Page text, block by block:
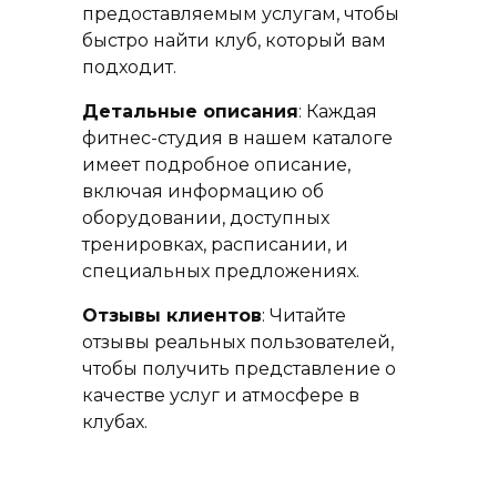
предоставляемым услугам, чтобы
быстро найти клуб, который вам
подходит.
Детальные описания: Каждая
фитнес-студия в нашем каталоге
имеет подробное описание,
включая информацию об
оборудовании, доступных
тренировках, расписании, и
специальных предложениях.
Отзывы клиентов: Читайте
отзывы реальных пользователей,
чтобы получить представление о
качестве услуг и атмосфере в
клубах.